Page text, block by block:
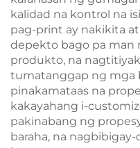
kalidad na kontrol na
pag-print ay nakikita
depekto bago pa man
produkto, na
tumatanggap ng mga
pinakamataas na
kakayahang i-
pakinabang ng
baraha, na